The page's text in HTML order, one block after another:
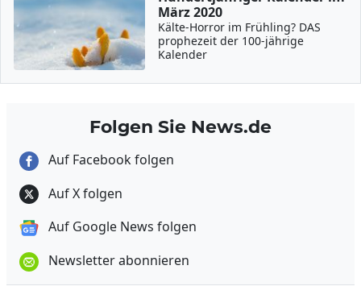
März 2020
Kälte-Horror im Frühling? DAS
prophezeit der 100-jährige
Kalender
Folgen Sie News.de
Auf Facebook folgen
Auf X folgen
Auf Google News folgen
Newsletter abonnieren